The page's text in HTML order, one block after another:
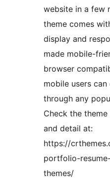
website in a few
theme comes
display and
made mobile-
browser
mobile users
through any
Check the
and detail at:
https://
portfolio-
themes/